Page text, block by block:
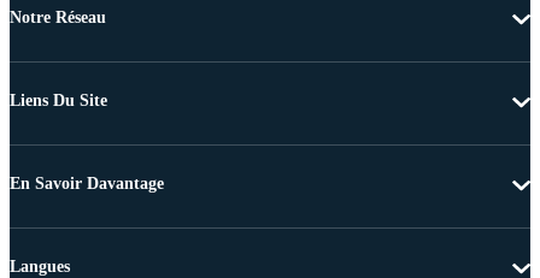
Notre Réseau
Liens Du Site
En Savoir Davantage
Langues